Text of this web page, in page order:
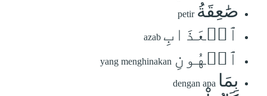
صَٰعِقَةُ petir
ٱلۡعَذَابِ azab
ٱلۡهُونِ yang menghinakan
بِمَا dengan apa